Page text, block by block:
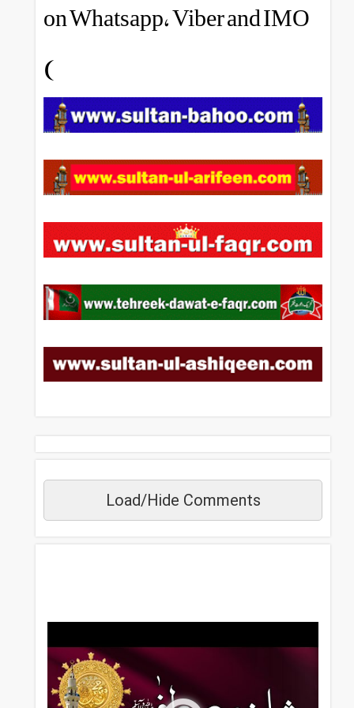
on Whatsapp, Viber and IMO
)
Load/Hide Comments